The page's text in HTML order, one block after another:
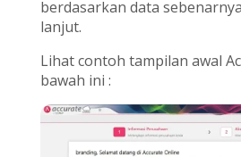
berdasarkan data
lanjut.
Lihat contoh tampilan awal
bawah ini :